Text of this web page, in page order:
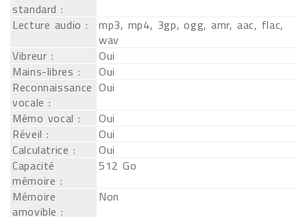
standard :
Lecture audio :
mp3, mp4, 3gp, ogg, amr, aac, flac,
wav
Vibreur :
Oui
Mains-libres :
Oui
Reconnaissance
vocale :
Oui
Mémo vocal :
Oui
Réveil :
Oui
Calculatrice :
Oui
Capacité
mémoire :
512 Go
Mémoire
amovible :
Non